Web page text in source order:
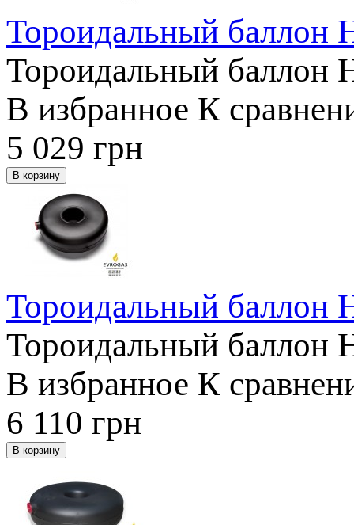
Тороидальный
Тороидальный
В избранное К
5 029 грн
Тороидальный
Тороидальный
В избранное К
6 110 грн